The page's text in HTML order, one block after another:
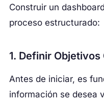
Construir un
proceso estructurado:
1. Definir Objetivos
Antes de iniciar, es
información se desea